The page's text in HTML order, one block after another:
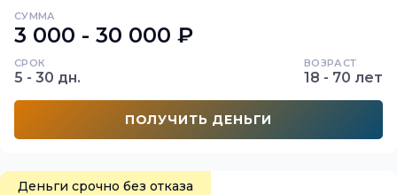
СУММА
3 000 - 30 000 ₽
СРОК
5 - 30 дн.
ВОЗРАСТ
18 - 70 лет
ПОЛУЧИТЬ ДЕНЬГИ
Деньги срочно без отказа